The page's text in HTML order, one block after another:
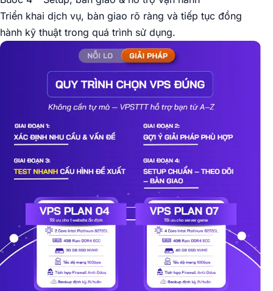
Triển khai dịch vụ, bàn giao rõ ràng và tiếp tục đồng
hành kỹ thuật trong quá trình sử dụng.